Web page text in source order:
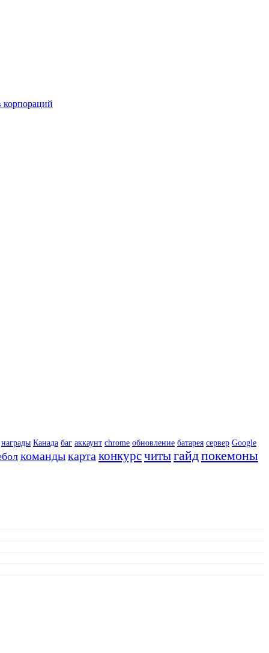
корпораций
награды Канада баг аккаунт chrome обновление батарея сервер Google
командыкарта конкурсчитыгайдпокемоны